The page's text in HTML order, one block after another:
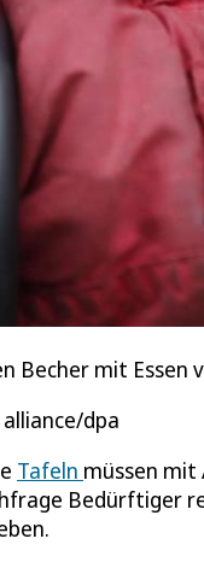
Becher mit Essen
dpa
Tafeln müssen mit
Bedürftiger